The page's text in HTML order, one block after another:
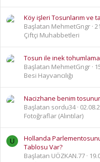
Köy işleri Tosunlarım ve
Başlatan MehmetGngr
Çiftçi Muhabbetleri
Tosun ile inek
Başlatan MehmetGngr
Besi Hayvancılığı
Nacizhane benim
Başlatan sordu34
Fotoğraflar (Alıntılar)
U
Hollanda
Tablosu Var?
Başlatan UÖZKAN.77